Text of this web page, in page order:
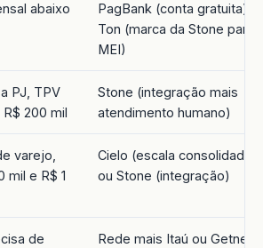
abaixo
PagBank (conta gratuita)
Ton (marca da Stone para
MEI)
PJ, TPV
200 mil
Stone (integração mais
atendimento humano)
varejo,
mil e R$ 1
Cielo (escala consolidada)
ou Stone (integração)
de
Rede mais Itaú ou Getnet